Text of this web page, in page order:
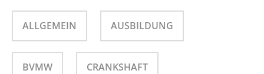
ALLGEMEIN AUSBILDUNG
BVMW CRANKSHAFT